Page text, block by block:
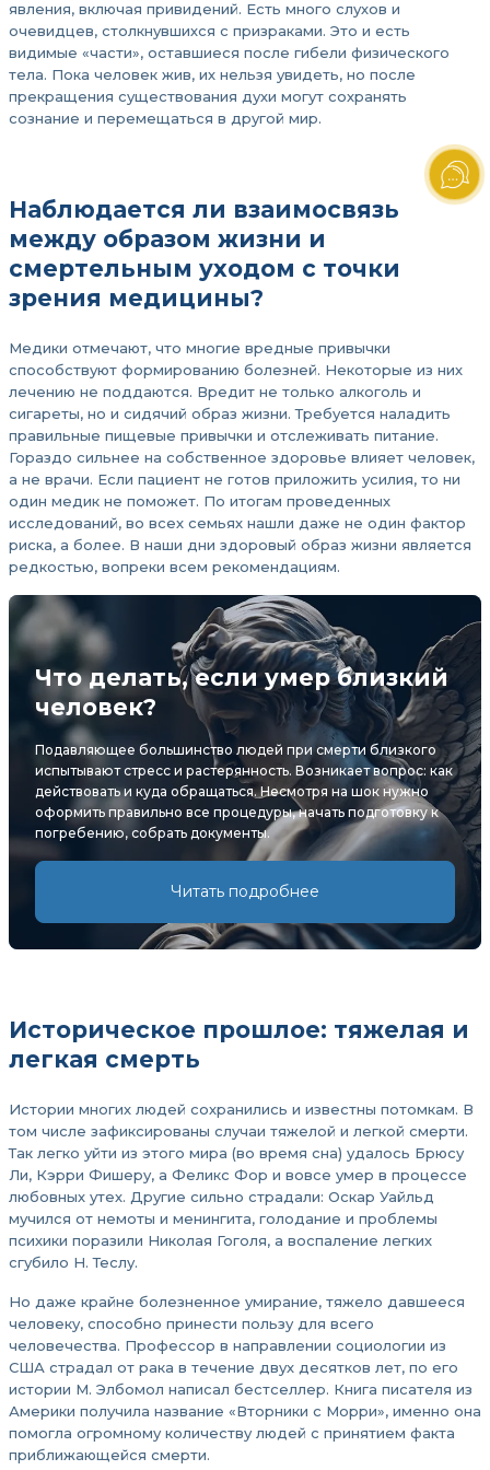
явления, включая привидений. Есть много слухов и
очевидцев, столкнувшихся с призраками. Это и есть
видимые «части», оставшиеся после гибели физического
тела. Пока человек жив, их нельзя увидеть, но после
прекращения существования духи могут сохранять
сознание и перемещаться в другой мир.
Наблюдается ли взаимосвязь
между образом жизни и
смертельным уходом с точки
зрения медицины?
Медики отмечают, что многие вредные привычки
способствуют формированию болезней. Некоторые из них
лечению не поддаются. Вредит не только алкоголь и
сигареты, но и сидячий образ жизни. Требуется наладить
правильные пищевые привычки и отслеживать питание.
Гораздо сильнее на собственное здоровье влияет человек,
а не врачи. Если пациент не готов приложить усилия, то ни
один медик не поможет. По итогам проведенных
исследований, во всех семьях нашли даже не один фактор
риска, а более. В наши дни здоровый образ жизни является
редкостью, вопреки всем рекомендациям.
Что делать, если умер близкий
человек?
Подавляющее большинство людей при смерти близкого
испытывают стресс и растерянность. Возникает вопрос: как
действовать и куда обращаться. Несмотря на шок нужно
оформить правильно все процедуры, начать подготовку к
погребению, собрать документы.
Читать подробнее
Историческое прошлое: тяжелая и
легкая смерть
Истории многих людей сохранились и известны потомкам. В
том числе зафиксированы случаи тяжелой и легкой смерти.
Так легко уйти из этого мира (во время сна) удалось Брюсу
Ли, Кэрри Фишеру, а Феликс Фор и вовсе умер в процессе
любовных утех. Другие сильно страдали: Оскар Уайльд
мучился от немоты и менингита, голодание и проблемы
психики поразили Николая Гоголя, а воспаление легких
сгубило Н. Теслу.
Но даже крайне болезненное умирание, тяжело давшееся
человеку, способно принести пользу для всего
человечества. Профессор в направлении социологии из
США страдал от рака в течение двух десятков лет, по его
истории М. Элбомол написал бестселлер. Книга писателя из
Америки получила название «Вторники с Морри», именно она
помогла огромному количеству людей с принятием факта
приближающейся смерти.